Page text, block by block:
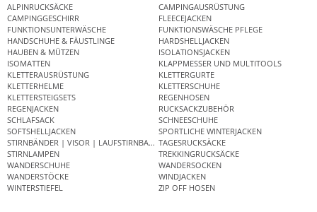
ALPINRUCKSÄCKE
CAMPINGAUSRÜSTUNG
CAMPINGGESCHIRR
FLEECEJACKEN
FUNKTIONSUNTERWÄSCHE
FUNKTIONSWÄSCHE PFLEGE
HANDSCHUHE & FÄUSTLINGE
HARDSHELLJACKEN
HAUBEN & MÜTZEN
ISOLATIONSJACKEN
ISOMATTEN
KLAPPMESSER UND MULTITOOLS
KLETTERAUSRÜSTUNG
KLETTERGURTE
KLETTERHELME
KLETTERSCHUHE
KLETTERSTEIGSETS
REGENHOSEN
REGENJACKEN
RUCKSACKZUBEHÖR
SCHLAFSACK
SCHNEESCHUHE
SOFTSHELLJACKEN
SPORTLICHE WINTERJACKEN
STIRNBÄNDER | VISOR | LAUFSTIRNBANDTAGESRUCKSÄCKE
STIRNLAMPEN
TREKKINGRUCKSÄCKE
WANDERSCHUHE
WANDERSOCKEN
WANDERSTÖCKE
WINDJACKEN
WINTERSTIEFEL
ZIP OFF HOSEN